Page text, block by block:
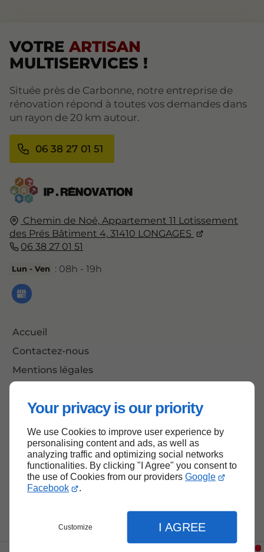
Your privacy is our priority
We use Cookies to improve user experience by
personalising content and ads, as well as
analyzing traffic and optimizing social networks
functionalities. By clicking "I Agree" you consent to
the use of Cookies from our providers Google
Facebook
.
Customize I AGREE
Chemin de Noé, Appartement 11 Lotissement
des Prés Bâtiment 4, 31410 LONGAGES
06 38 27 01 51
Lun - Ven : 08h - 19h
Accueil
Contactez-nous
Mentions légales
VOTRE ARTISAN
MULTISERVICES !
Située près de Carbonne, notre entreprise de
rénovation répond à toutes vos demandes dans
un rayon de 20 km autour.
06 38 27 01 51
Haut de page